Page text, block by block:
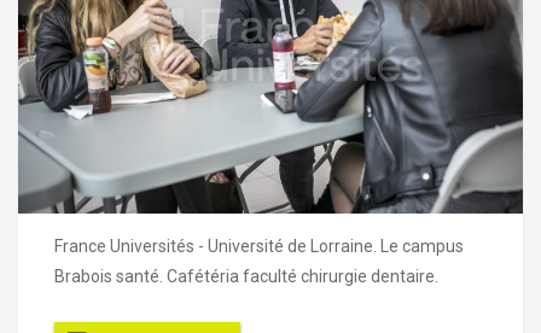
France Universités - Université de Lorraine. Le campus
Brabois santé. Cafétéria faculté chirurgie dentaire.